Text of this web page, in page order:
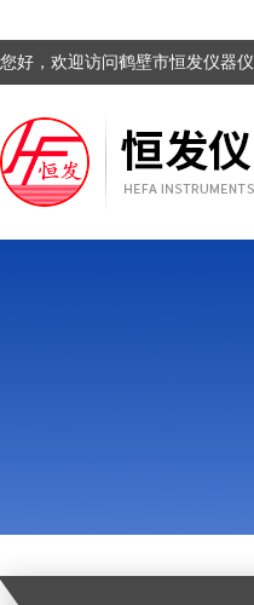
您好，欢迎访问鹤壁市恒发仪器仪